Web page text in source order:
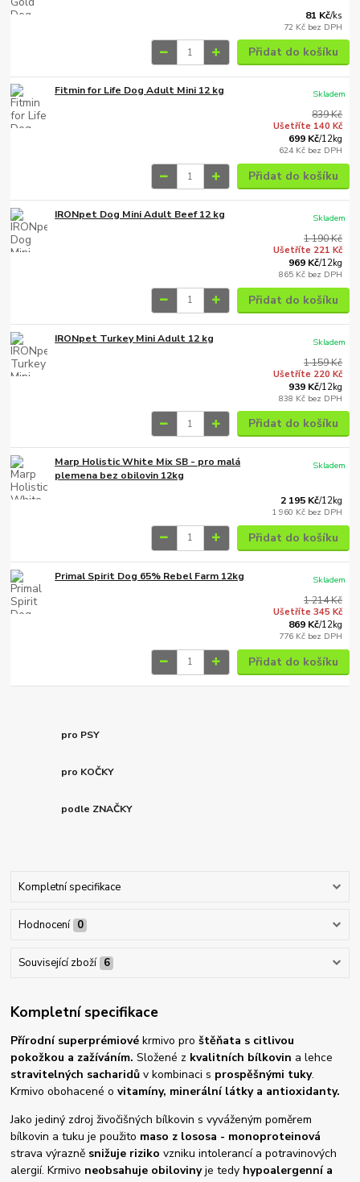
81 Kč/ks
72 Kč bez DPH
Přidat do košíku
Fitmin for Life Dog Adult Mini 12 kg
839 Kč
Ušetříte 140 Kč
699 Kč/12kg
624 Kč bez DPH
Skladem
Přidat do košíku
IRONpet Dog Mini Adult Beef 12 kg
1 190 Kč
Ušetříte 221 Kč
969 Kč/12kg
865 Kč bez DPH
Skladem
Přidat do košíku
IRONpet Turkey Mini Adult 12 kg
1 159 Kč
Ušetříte 220 Kč
939 Kč/12kg
838 Kč bez DPH
Skladem
Přidat do košíku
Marp Holistic White Mix SB - pro malá
plemena bez obilovin 12kg
2 195 Kč/12kg
1 960 Kč bez DPH
Skladem
Přidat do košíku
Primal Spirit Dog 65% Rebel Farm 12kg
1 214 Kč
Ušetříte 345 Kč
869 Kč/12kg
776 Kč bez DPH
Skladem
Přidat do košíku
pro PSY
pro KOČKY
podle ZNAČKY
Kompletní specifikace
Hodnocení 0
Související zboží 6
Kompletní specifikace
Přírodní superprémiovékrmivo proštěňata s citlivou
pokožkou a zažíváním.Složené z kvalitních bílkovin a lehce
stravitelných sacharidův kombinaci s prospěšnými tuky.
Krmivo obohacené ovitamíny, minerální látky a antioxidanty.
Jako jediný zdroj živočišných bílkovin s vyváženým poměrem
bílkovin a tuku je použito maso z lososa - monoproteinová
strava výrazně snižuje riziko vzniku intolerancí a potravinových
alergií. Krmivo neobsahuje obilovinyje tedy hypoalergenní a